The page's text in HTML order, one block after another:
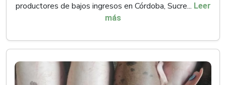
productores de bajos ingresos en Córdoba, Sucre... Leer
más